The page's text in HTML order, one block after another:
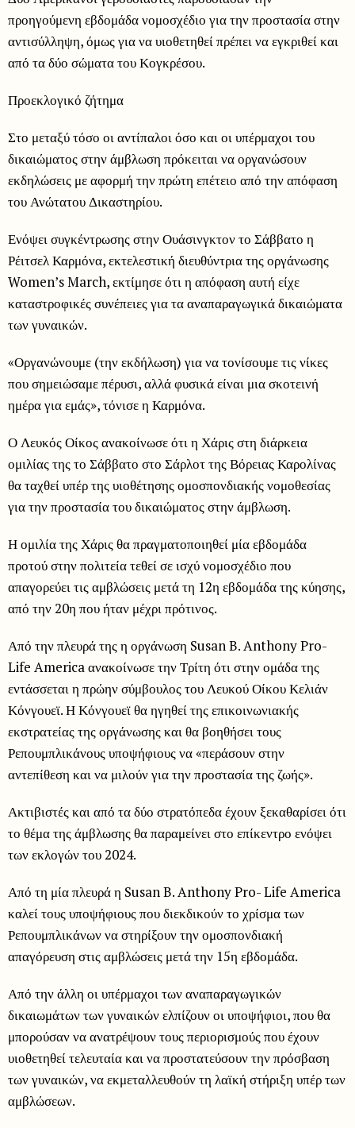
προηγούμενη εβδομάδα νομοσχέδιο για την προστασία στην
αντισύλληψη, όμως για να υιοθετηθεί πρέπει να εγκριθεί και
από τα δύο σώματα του Κογκρέσου.
Προεκλογικό ζήτημα
Στο μεταξύ τόσο οι αντίπαλοι όσο και οι υπέρμαχοι του
δικαιώματος στην άμβλωση πρόκειται να οργανώσουν
εκδηλώσεις με αφορμή την πρώτη επέτειο από την απόφαση
του Ανώτατου Δικαστηρίου.
Ενόψει συγκέντρωσης στην Ουάσινγκτον το Σάββατο η
Ρέιτσελ Καρμόνα, εκτελεστική διευθύντρια της οργάνωσης
Women’s March, εκτίμησε ότι η απόφαση αυτή είχε
καταστροφικές συνέπειες για τα αναπαραγωγικά δικαιώματα
των γυναικών.
«Οργανώνουμε (την εκδήλωση) για να τονίσουμε τις νίκες
που σημειώσαμε πέρυσι, αλλά φυσικά είναι μια σκοτεινή
ημέρα για εμάς», τόνισε η Καρμόνα.
Ο Λευκός Οίκος ανακοίνωσε ότι η Χάρις στη διάρκεια
ομιλίας της το Σάββατο στο Σάρλοτ της Βόρειας Καρολίνας
θα ταχθεί υπέρ της υιοθέτησης ομοσπονδιακής νομοθεσίας
για την προστασία του δικαιώματος στην άμβλωση.
Η ομιλία της Χάρις θα πραγματοποιηθεί μία εβδομάδα
προτού στην πολιτεία τεθεί σε ισχύ νομοσχέδιο που
απαγορεύει τις αμβλώσεις μετά τη 12η εβδομάδα της κύησης,
από την 20η που ήταν μέχρι πρότινος.
Από την πλευρά της η οργάνωση Susan B. Anthony Pro-
Life America ανακοίνωσε την Τρίτη ότι στην ομάδα της
εντάσσεται η πρώην σύμβουλος του Λευκού Οίκου Κελιάν
Κόνγουεϊ. Η Κόνγουεϊ θα ηγηθεί της επικοινωνιακής
εκστρατείας της οργάνωσης και θα βοηθήσει τους
Ρεπουμπλικάνους υποψήφιους να «περάσουν στην
αντεπίθεση και να μιλούν για την προστασία της ζωής».
Ακτιβιστές και από τα δύο στρατόπεδα έχουν ξεκαθαρίσει ότι
το θέμα της άμβλωσης θα παραμείνει στο επίκεντρο ενόψει
των εκλογών του 2024.
Από τη μία πλευρά η Susan B. Anthony Pro- Life America
καλεί τους υποψήφιους που διεκδικούν το χρίσμα των
Ρεπουμπλικάνων να στηρίξουν την ομοσπονδιακή
απαγόρευση στις αμβλώσεις μετά την 15η εβδομάδα.
Από την άλλη οι υπέρμαχοι των αναπαραγωγικών
δικαιωμάτων των γυναικών ελπίζουν οι υποψήφιοι, που θα
μπορούσαν να ανατρέψουν τους περιορισμούς που έχουν
υιοθετηθεί τελευταία και να προστατεύσουν την πρόσβαση
των γυναικών, να εκμεταλλευθούν τη λαϊκή στήριξη υπέρ των
αμβλώσεων.